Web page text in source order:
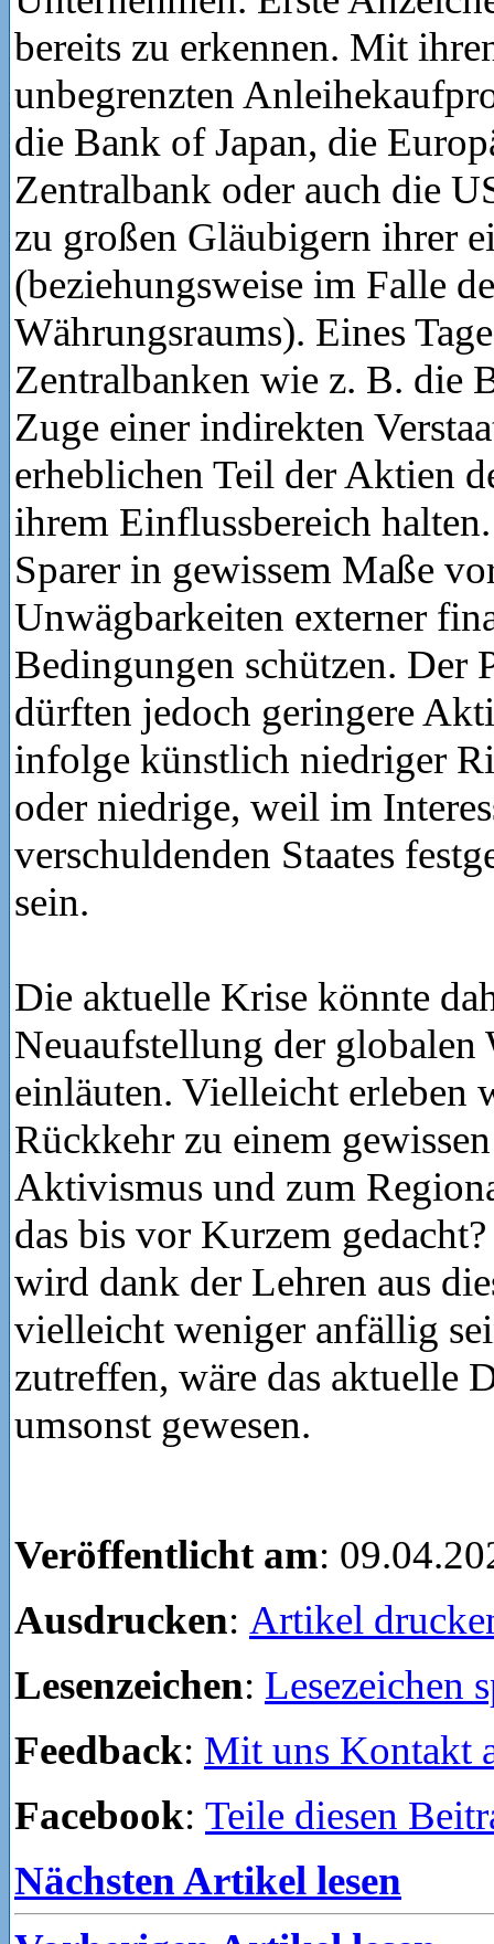
bereits zu erkennen. Mit
unbegrenzten
die Bank of Japan, die
Zentralbank oder auch die
zu großen Gläubigern ihrer
(beziehungsweise im Falle
Währungsraums). Eines
Zentralbanken wie z. B. die
Zuge einer indirekten
erheblichen Teil der Aktien
ihrem Einflussbereich
Sparer in gewissem Maße
Unwägbarkeiten externer
Bedingungen schützen. Der
dürften jedoch geringere
infolge künstlich niedriger
oder niedrige, weil im
verschuldenden Staates
sein.
Die aktuelle Krise könnte
Neuaufstellung der
einläuten. Vielleicht erleben
Rückkehr zu einem
Aktivismus und zum
das bis vor Kurzem
wird dank der Lehren aus
vielleicht weniger anfällig
zutreffen, wäre das aktuelle
umsonst gewesen.
Veröffentlicht am:
Ausdrucken: Artikel
Lesenzeichen: Lesezeichen
Feedback: Mit uns Kontakt
Facebook: Teile diesen
Nächsten Artikel lesen